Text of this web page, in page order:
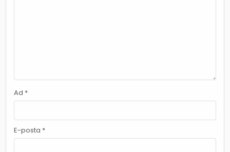
Ad *
E-posta *